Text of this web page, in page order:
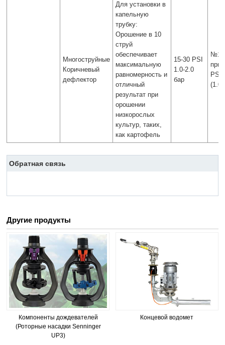
Многоструйные
Коричневый
дефлектор
Для установки в
капельную
трубку:
Орошение в 10
струй
обеспечивает
максимальную
равномерность и
отличный
результат при
орошении
низкорослых
культур, таких,
как картофель
15-30 PSI
1.0-2.0
бар
№14
при
PSI
(1.0
Обратная связь
Другие продукты
Компоненты дождевателей
(Роторные насадки Senninger
UP3)
Концевой водомет